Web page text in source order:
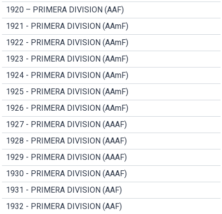
1920 – PRIMERA DIVISION (AAF)
1921 - PRIMERA DIVISION (AAmF)
1922 - PRIMERA DIVISION (AAmF)
1923 - PRIMERA DIVISION (AAmF)
1924 - PRIMERA DIVISION (AAmF)
1925 - PRIMERA DIVISION (AAmF)
1926 - PRIMERA DIVISION (AAmF)
1927 - PRIMERA DIVISION (AAAF)
1928 - PRIMERA DIVISION (AAAF)
1929 - PRIMERA DIVISION (AAAF)
1930 - PRIMERA DIVISION (AAAF)
1931 - PRIMERA DIVISION (AAF)
1932 - PRIMERA DIVISION (AAF)